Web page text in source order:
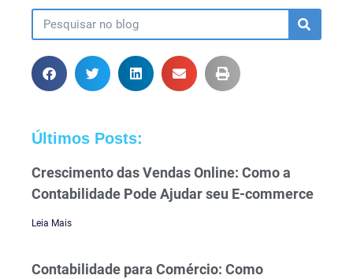
Últimos Posts:
Crescimento das Vendas Online: Como a
Contabilidade Pode Ajudar seu E-commerce
Leia Mais
Contabilidade para Comércio: Como